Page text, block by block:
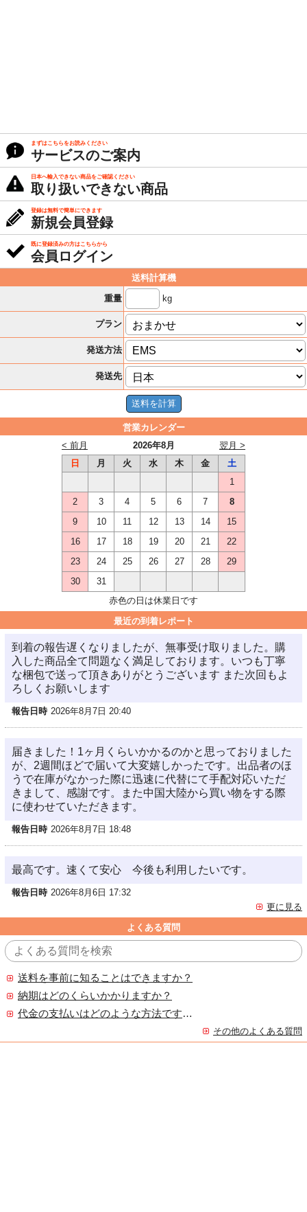
まずはこちらをお読みください
サービスのご案内
日本へ輸入できない商品をご確認ください
取り扱いできない商品
登録は無料で簡単にできます
新規会員登録
既に登録済みの方はこちらから
会員ログイン
送料計算機
重量
kg
プラン
発送方法
発送先
営業カレンダー
2026年8月
< 前月
翌月 >
日
月 火 水 木 金
土
1
2
3 4 5 6 7
8
9
10 11 12 13 14
15
16
17 18 19 20 21
22
23
24 25 26 27 28
29
30
31
赤色の日は休業日です
最近の到着レポート
到着の報告遅くなりましたが、無事受け取りました。購
入した商品全て問題なく満足しております。いつも丁寧
な梱包で送って頂きありがとうございます また次回もよ
ろしくお願いします
報告日時 2026年8月7日 20:40
届きました！1ヶ月くらいかかるのかと思っておりました
が、2週間ほどで届いて大変嬉しかったです。出品者のほ
うで在庫がなかった際に迅速に代替にて手配対応いただ
きまして、感謝です。また中国大陸から買い物をする際
に使わせていただきます。
報告日時 2026年8月7日 18:48
最高です。速くて安心 今後も利用したいです。
報告日時 2026年8月6日 17:32
更に見る
よくある質問
送料を事前に知ることはできますか？
納期はどのくらいかかりますか？
代金の支払いはどのような方法ですか？
その他のよくある質問